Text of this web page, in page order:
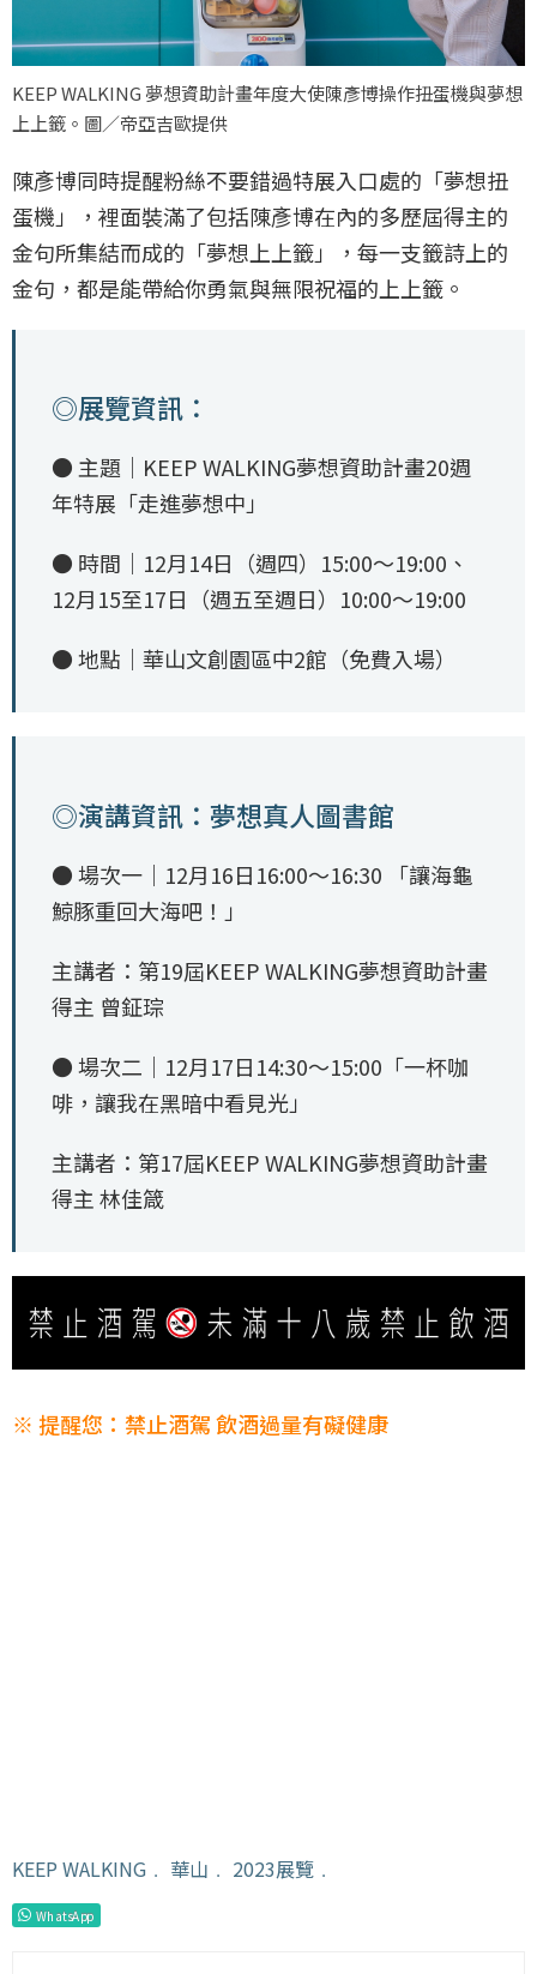
KEEP WALKING 夢想資助計畫年度大使陳彥博操作扭蛋機與夢想
上上籤。圖／帝亞吉歐提供
陳彥博同時提醒粉絲不要錯過特展入口處的「夢想扭
蛋機」，裡面裝滿了包括陳彥博在內的多歷屆得主的
金句所集結而成的「夢想上上籤」，每一支籤詩上的
金句，都是能帶給你勇氣與無限祝福的上上籤。
◎展覽資訊：
● 主題｜KEEP WALKING夢想資助計畫20週
年特展「走進夢想中」
● 時間｜12月14日（週四）15:00～19:00、
12月15至17日（週五至週日）10:00～19:00
● 地點｜華山文創園區中2館（免費入場）
◎演講資訊：夢想真人圖書館
● 場次一｜12月16日16:00～16:30 「讓海龜
鯨豚重回大海吧！」
主講者：第19屆KEEP WALKING夢想資助計畫
得主 曾鉦琮
● 場次二｜12月17日14:30～15:00「一杯咖
啡，讓我在黑暗中看見光」
主講者：第17屆KEEP WALKING夢想資助計畫
得主 林佳箴
※ 提醒您：禁止酒駕 飲酒過量有礙健康
KEEP WALKING ﹒ 華山 ﹒ 2023展覽 ﹒
WhatsApp